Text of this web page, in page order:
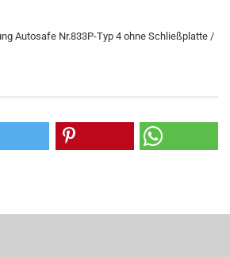
Autosafe Nr.833P-Typ 4 ohne Schließplatte /